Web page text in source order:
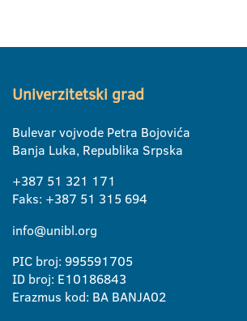
Univerzitetski grad
Bulevar vojvode Petra Bojovića
Banja Luka, Republika Srpska
+387 51 321 171
Faks: +387 51 315 694
info@unibl.org
PIC broj: 995591705
ID broj: E10186843
Erazmus kod: BA BANJA02